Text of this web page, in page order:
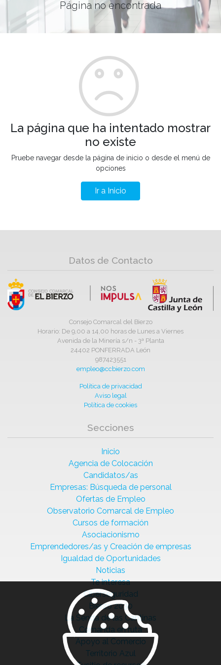
Página no encontrada
La página que ha intentado mostrar
no existe
Pruebe navegar desde la página de inicio o desde el menú de
opciones
Ir a Inicio
Datos de Contacto
Consejo Comarcal del Bierzo
Horario: De 9,00 a 14,00 horas de Lunes a Viernes
Avenida de la Minería s/n - 3ª Planta
24402 PONFERRADA León
987423551
empleo@ccbierzo.com
Política de privacidad
Aviso legal
Política de cookies
Secciones
Inicio
Agencia de Colocación
Candidatos/as
Empresas: Búsqueda de personal
Ofertas de Empleo
Observatorio Comarcal de Empleo
Cursos de formación
Asociacionismo
Emprendedores/as y Creación de empresas
Igualdad de Oportunidades
Noticias
Te interesa
Ciberseguridad
Bierzo 2030
La Senda de las Cantinas
Comanda en ruta
Apoyo al Comercio
Territorio Azul